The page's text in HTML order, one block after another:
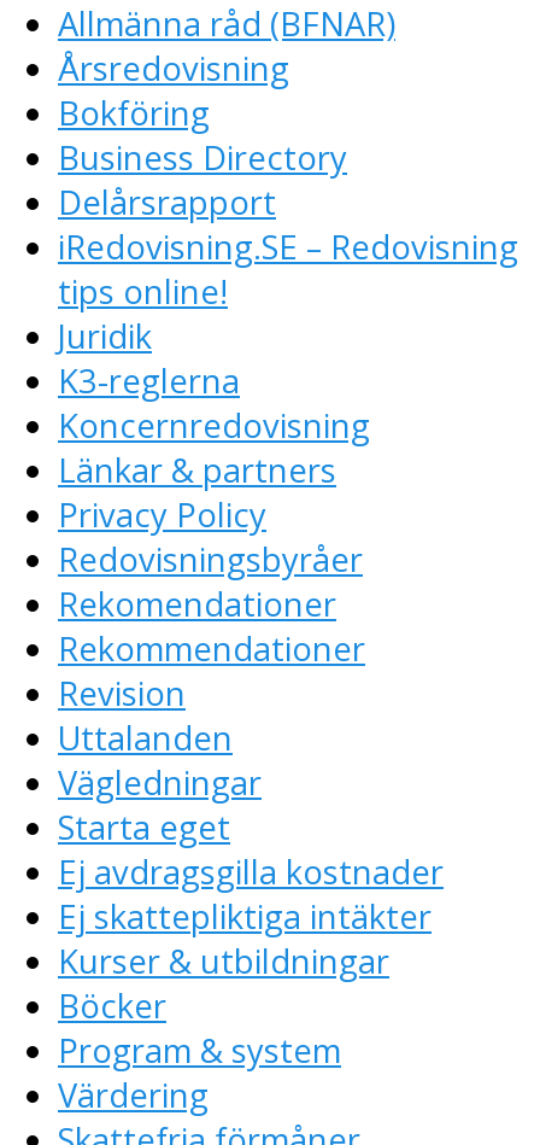
Allmänna råd (BFNAR)
Årsredovisning
Bokföring
Business Directory
Delårsrapport
iRedovisning.SE – Redovisning
tips online!
Juridik
K3-reglerna
Koncernredovisning
Länkar & partners
Privacy Policy
Redovisningsbyråer
Rekomendationer
Rekommendationer
Revision
Uttalanden
Vägledningar
Starta eget
Ej avdragsgilla kostnader
Ej skattepliktiga intäkter
Kurser & utbildningar
Böcker
Program & system
Värdering